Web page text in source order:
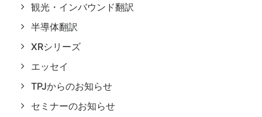
観光・インバウンド翻訳
半導体翻訳
XRシリーズ
エッセイ
TPJからのお知らせ
セミナーのお知らせ